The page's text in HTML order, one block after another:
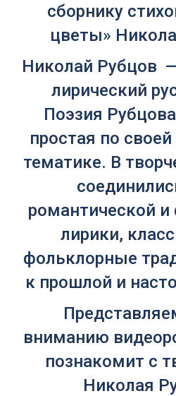
сборнику
цветы»
Николай Рубцов
лирический
Поэзия
простая по
тематике. В
романтической
лирики,
фольклорные
к прошлой и
вниманию
познакомит с
Николая